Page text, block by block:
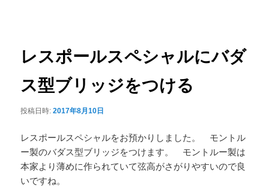
ゲ
ー
シ
ョ
ン
レスポールスペシャルにバダ
ス型ブリッジをつける
投稿日時:2017年8月10日
レスポールスペシャルをお預かりしました。 モントル
ー製のバダス型ブリッジをつけます。 モントルー製は
本家より薄めに作られていて弦高がさがりやすいので良
いですね。